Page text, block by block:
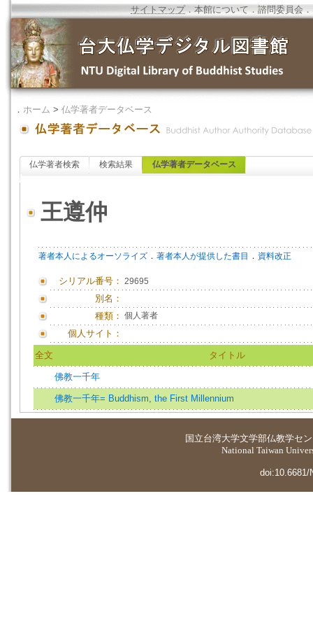
サイトマップ．本館について ．諮問委員会 ．
． ホーム > 仏学著者データベース
仏学著者検索 検索結果 仏学著者データベース
王遵仲
著者本人によるオーソライズ ． 著者本人が提供した書目 ． 資料改正
シリアル番号： 29695
別名：
種類： 個人著者
個人サイト：
全文 タイトル
佛教一千年
佛教一千年= Buddhism, the First Millennium
国立台湾大学文学部仏教学セ
National Taiwan
doi:10.6681/